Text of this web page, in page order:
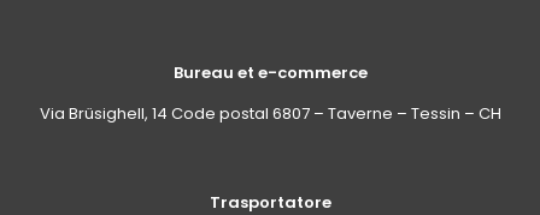
Bureau et e-commerce
Via Brüsighell, 14 Code postal 6807 – Taverne – Tessin – CH
Trasportatore